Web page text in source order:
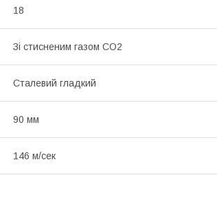
18
Зі стисненим газом СО2
Сталевий гладкий
90 мм
146 м/сек